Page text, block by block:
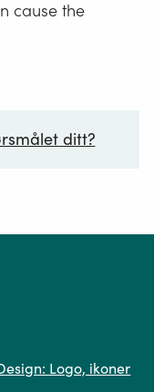
cause the
ditt?
Logo, ikoner